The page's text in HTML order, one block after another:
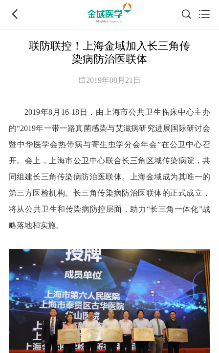
联防联控！上海金域加入长三角传
染病防治医联体
2019年08月21日
2019年8月16-18日，由上海市公共卫生临床中心主办
的“2019年一带一路真菌感染与艾滋病研究进展国际研讨会
暨中华医学会热带病与寄生虫学分会年会”在公卫中心召
开。会上，上海市公卫中心联合长三角区域传染病院，共
同组建长三角传染病防治医联体。上海金域成为其唯一的
第三方医检机构。长三角传染病防治医联体的正式成立，
将从公共卫生和传染病防控层面，助力“长三角一体化”战
略落地和实施。